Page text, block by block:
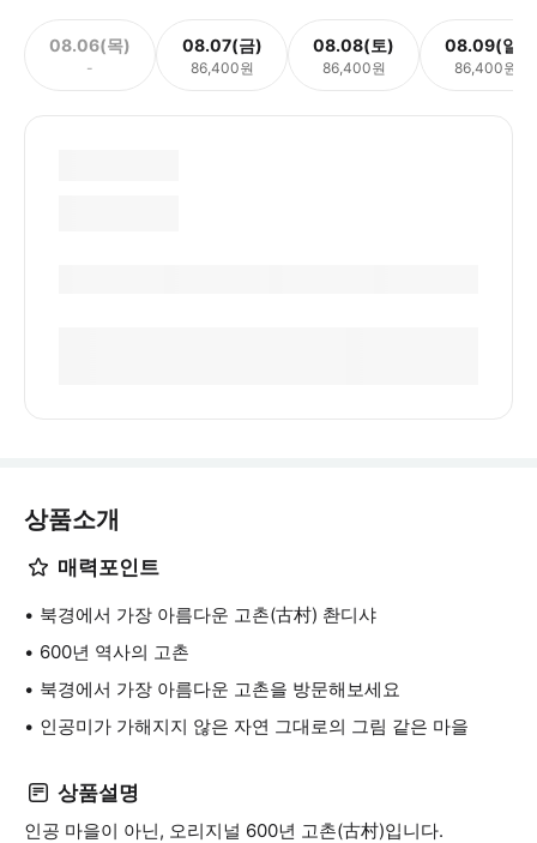
08.06(목)
-
08.07(금)
86,400원
08.08(토)
86,400원
08.09(일)
86,400원
상품소개
매력포인트
북경에서 가장 아름다운 고촌(古村) 촨디샤
600년 역사의 고촌
북경에서 가장 아름다운 고촌을 방문해보세요
인공미가 가해지지 않은 자연 그대로의 그림 같은 마을
상품설명
인공 마을이 아닌, 오리지널 600년 고촌(古村)입니다.